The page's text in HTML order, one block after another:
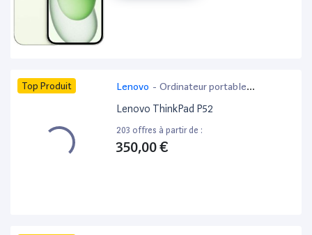
Top Produit Lenovo - Ordinateur portable
bureautique
Lenovo ThinkPad P52
203 offres à partir de :
350,00 €